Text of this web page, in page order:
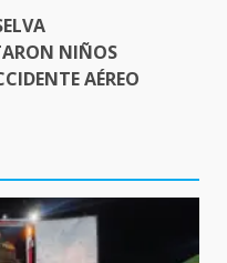
NIÑOS
AÉREO